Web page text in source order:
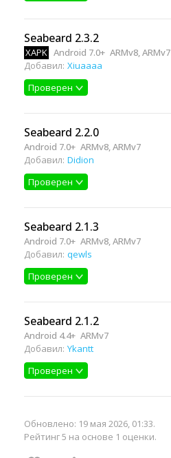
Seabeard 2.3.2
XAPK Android 7.0+ ARMv8, ARMv7
Добавил: Xiuaaaa
Проверен
Seabeard 2.2.0
Android 7.0+ ARMv8, ARMv7
Добавил: Didion
Проверен
Seabeard 2.1.3
Android 7.0+ ARMv8, ARMv7
Добавил: qewls
Проверен
Seabeard 2.1.2
Android 4.4+ ARMv7
Добавил: Ykantt
Проверен
Обновлено: 19 мая 2026, 01:33.
Рейтинг 5 на основе 1 оценки.